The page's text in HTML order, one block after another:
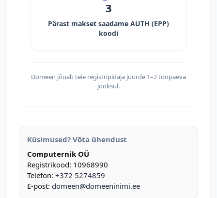
3
Pärast makset saadame AUTH (EPP)
koodi
Domeen jõuab teie registripidaja juurde 1–2 tööpäeva
jooksul.
Küsimused? Võta ühendust
Computernik OÜ
Registrikood: 10968990
Telefon: +372 5274859
E-post: domeen@domeeninimi.ee